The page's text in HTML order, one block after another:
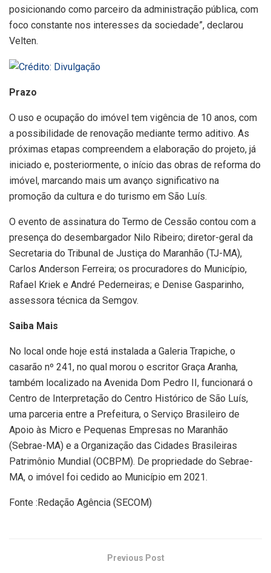
posicionando como parceiro da administração pública, com
foco constante nos interesses da sociedade”, declarou
Velten.
Prazo
O uso e ocupação do imóvel tem vigência de 10 anos, com
a possibilidade de renovação mediante termo aditivo. As
próximas etapas compreendem a elaboração do projeto, já
iniciado e, posteriormente, o início das obras de reforma do
imóvel, marcando mais um avanço significativo na
promoção da cultura e do turismo em São Luís.
O evento de assinatura do Termo de Cessão contou com a
presença do desembargador Nilo Ribeiro; diretor-geral da
Secretaria do Tribunal de Justiça do Maranhão (TJ-MA),
Carlos Anderson Ferreira; os procuradores do Município,
Rafael Kriek e André Pederneiras; e Denise Gasparinho,
assessora técnica da Semgov.
Saiba Mais
No local onde hoje está instalada a Galeria Trapiche, o
casarão nº 241, no qual morou o escritor Graça Aranha,
também localizado na Avenida Dom Pedro II, funcionará o
Centro de Interpretação do Centro Histórico de São Luís,
uma parceria entre a Prefeitura, o Serviço Brasileiro de
Apoio às Micro e Pequenas Empresas no Maranhão
(Sebrae-MA) e a Organização das Cidades Brasileiras
Patrimônio Mundial (OCBPM). De propriedade do Sebrae-
MA, o imóvel foi cedido ao Município em 2021.
Fonte :Redação Agência (SECOM)
Previous Post